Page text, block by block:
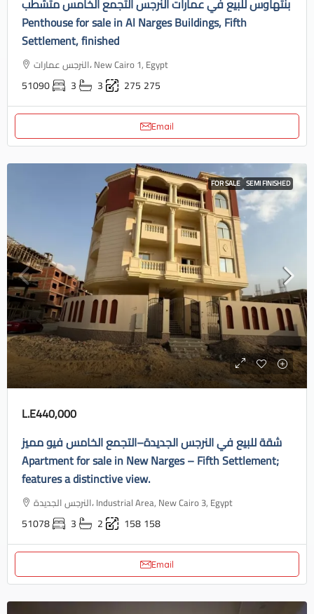
بنتهاوس للبيع في عمارات النرجس التجمع الخامس متشطب
Penthouse for sale in Al Narges Buildings, Fifth
Settlement, finished
النرجس عمارات، New Cairo 1, Egypt
51090 3 3 275 275
Email
FOR SALE SEMI FINISHED
L.E440,000
شقة للبيع في النرجس الجديدة–التجمع الخامس فيو مميز
Apartment for sale in New Narges – Fifth Settlement;
features a distinctive view.
النرجس الجديدة، Industrial Area, New Cairo 3, Egypt
51078 3 2 158158
Email